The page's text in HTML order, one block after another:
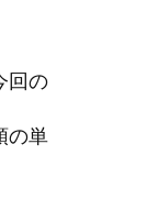
回の
の単